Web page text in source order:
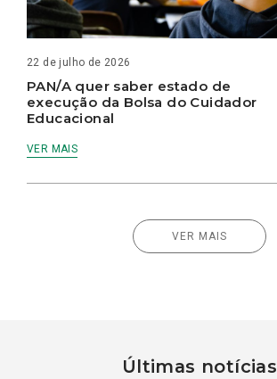
22 de julho de 2026
PAN/A quer saber estado de
execução da Bolsa do Cuidador
Educacional
VER MAIS
VER MAIS
Últimas notícias